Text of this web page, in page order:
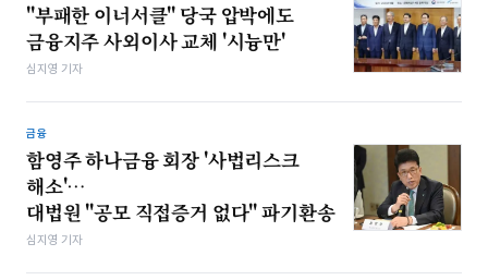
"부패한 이너서클" 당국 압박에도
금융지주 사외이사 교체 '시늉만'
심지영 기자
금융
함영주 하나금융 회장 '사법리스크
해소'…
대법원 "공모 직접증거 없다" 파기환송
심지영 기자